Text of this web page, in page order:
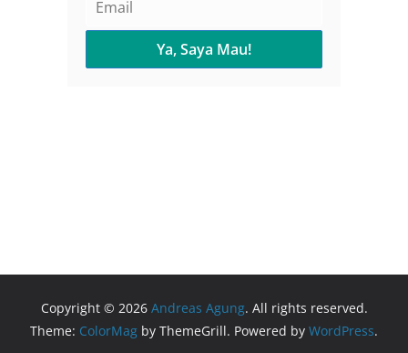
Copyright © 2026 Andreas Agung. All rights reserved.
Theme: ColorMag by ThemeGrill. Powered by WordPress.